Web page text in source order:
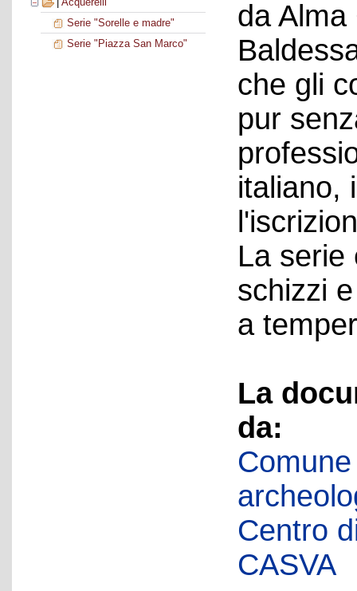
Serie "Sorelle e madre"
Serie "Piazza San Marco"
da
che gli
pur
italiano,
La serie
schizzi
a
La
da:
Centro
CASVA